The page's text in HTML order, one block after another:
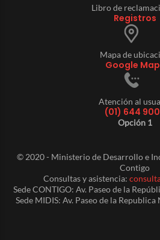
Libro de
Registros
Mapa de
Google
Atención al
(01) 644
Opción 1
© 2020 - Ministerio de Desarrollo e
Contigo
Consultas y asistencia:
Sede CONTIGO: Av. Paseo de la
Sede MIDIS: Av. Paseo de la